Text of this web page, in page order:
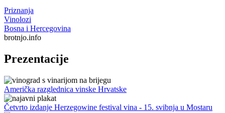
Priznanja
Vinolozi
Bosna i Hercegovina
brotnjo.info
Prezentacije
Američka razglednica vinske Hrvatske
Četvrto izdanje Herzegowine festival vina - 15. svibnja u Mostaru